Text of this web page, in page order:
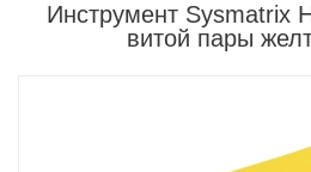
Инструмент Sysmatrix
витой пары